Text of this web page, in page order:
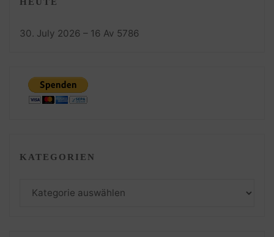
30. July 2026 – 16 Av 5786
KATEGORIEN
Kategorien